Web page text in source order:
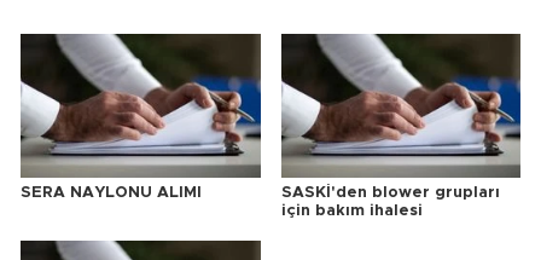
SERA NAYLONU ALIMI
SASKİ'den blower grupları
için bakım ihalesi